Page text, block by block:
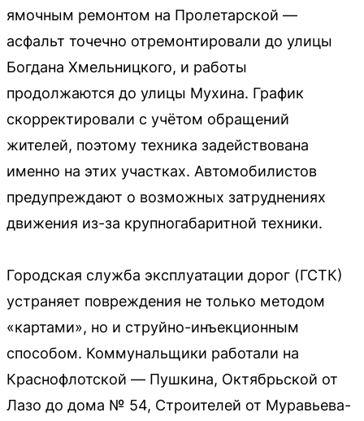
ямочным ремонтом на Пролетарской —
асфальт точечно отремонтировали до улицы
Богдана Хмельницкого, и работы
продолжаются до улицы Мухина. График
скорректировали с учётом обращений
жителей, поэтому техника задействована
именно на этих участках. Автомобилистов
предупреждают о возможных затруднениях
движения из-за крупногабаритной техники.
Городская служба эксплуатации дорог (ГСТК)
устраняет повреждения не только методом
«картами», но и струйно-инъекционным
способом. Коммунальщики работали на
Краснофлотской — Пушкина, Октябрьской от
Лазо до дома № 54, Строителей от Муравьева-